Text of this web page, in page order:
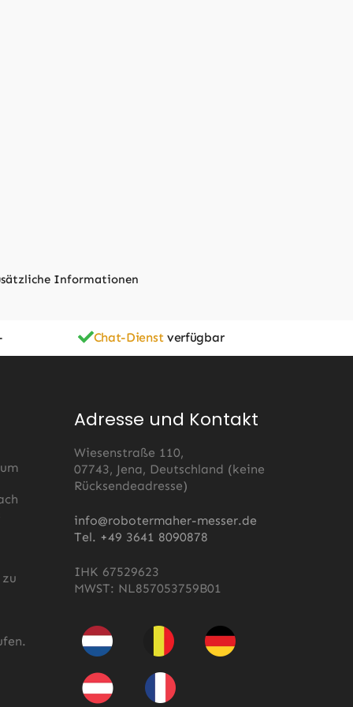
Informationen
Chat-Dienstverfügbar
Adresse und Kontakt
Wiesenstraße 110,
07743, Jena, Deutschland (keine
Rücksendeadresse)
info@robotermaher-messer.de
Tel. +49 3641 8090878
IHK 67529623
MWST: NL857053759B01